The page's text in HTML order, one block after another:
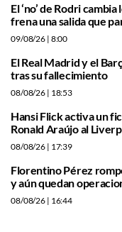
El ‘no’ de Rodri
frena una salida que
09/08/26 | 8:00
El Real Madrid y el
tras su fallecimiento
08/08/26 | 18:53
Hansi Flick activa un
Ronald Araújo al
08/08/26 | 17:39
Florentino Pérez
y aún quedan
08/08/26 | 16:44